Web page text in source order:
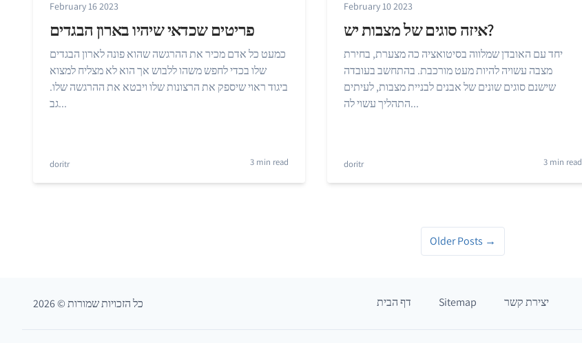
February 16 2023
פריטים שכדאי שיהיו בארון הבגדים
כמעט כל אדם מכיר את ההרגשה שהוא פונה לארון הבגדים
שלו בכדי לחפש משהו ללבוש אך הוא לא מצליח למצוא
ביגוד ראוי שיספק את הרצונות שלו ויבטא את ההרגשה שלו.
גב...
doritr 3 min read
February 10 2023
איזה סוגים של מצבות יש?
יחד עם האובדן שמלווה בסיטואציה כה מצערת, בחירת
מצבה עשויה להיות מעט מורכבת. בהתחשב בעובדה
שישנם סוגים שונים של אבנים לבניית מצבות, לעיתים
התהליך עשוי לה...
doritr 3 min read
Older Posts →
כל הזכויות שמורות©
2026 דף הבית Sitemap יצירת קשר